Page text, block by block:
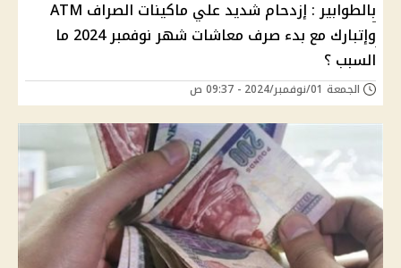
بالطوابير : إزدحام شديد علي ماكينات الصراف ATM
وإتبارك مع بدء صرف معاشات شهر نوفمبر 2024 ما
السبب ؟
الجمعة 01/نوفمبر/2024 - 09:37 ص